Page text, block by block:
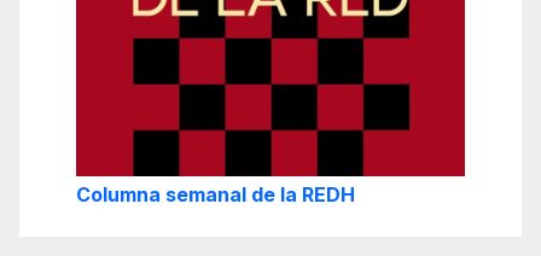
Columna semanal de la REDH